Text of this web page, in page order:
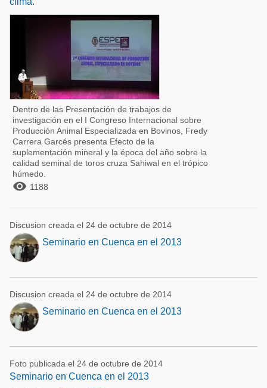
Dentro de las Presentación de trabajos de
investigación en el I Congreso Internacional sobre
Producción Animal Especializada en Bovinos, Fredy
Carrera Garcés presenta Efecto de la
suplementación mineral y la época del año sobre la
calidad seminal de toros cruza Sahiwal en el trópico
húmedo.
 1188
Discusion creada el 24 de octubre de 2014
Seminario en Cuenca en el 2013
Discusion creada el 24 de octubre de 2014
Seminario en Cuenca en el 2013
Foto publicada el 24 de octubre de 2014
Seminario en Cuenca en el 2013